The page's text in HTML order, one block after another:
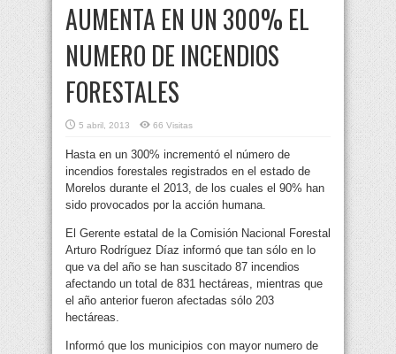
AUMENTA EN UN 300% EL
NUMERO DE INCENDIOS
FORESTALES
5 abril, 2013 66 Visitas
Hasta en un 300% incrementó el número de
incendios forestales registrados en el estado de
Morelos durante el 2013, de los cuales el 90% han
sido provocados por la acción humana.
El Gerente estatal de la Comisión Nacional Forestal
Arturo Rodríguez Díaz informó que tan sólo en lo
que va del año se han suscitado 87 incendios
afectando un total de 831 hectáreas, mientras que
el año anterior fueron afectadas sólo 203
hectáreas.
Informó que los municipios con mayor numero de